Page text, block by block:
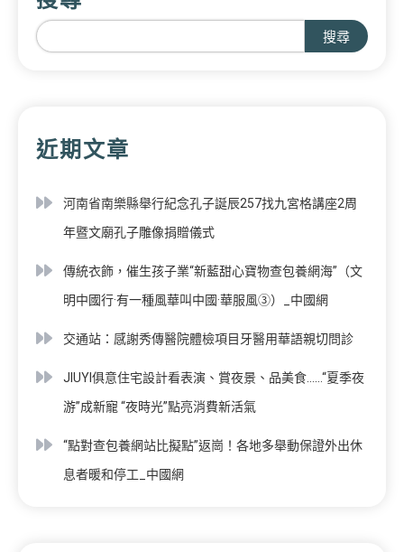
搜尋
近期文章
河南省南樂縣舉行紀念孔子誕辰257找九宮格講座2周
年暨文廟孔子雕像捐贈儀式
傳統衣飾，催生孩子業“新藍甜心寶物查包養網海”（文
明中國行·有一種風華叫中國·華服風③）_中國網
交通站：感謝秀傳醫院體檢項目牙醫用華語親切問診
JIUYI俱意住宅設計看表演、賞夜景、品美食……“夏季夜
游”成新寵 “夜時光”點亮消費新活氣
“點對查包養網站比擬點”返崗！各地多舉動保證外出休
息者暖和停工_中國網